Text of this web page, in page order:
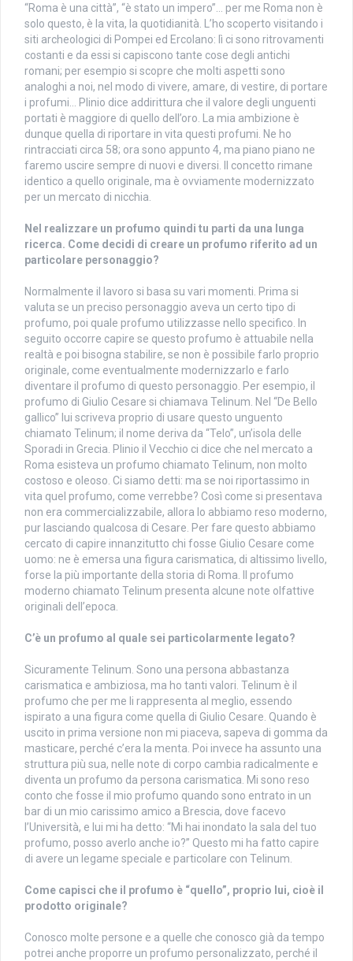
“Roma è una città”, “è stato un impero”… per me Roma non è
solo questo, è la vita, la quotidianità. L’ho scoperto visitando i
siti archeologici di Pompei ed Ercolano: lì ci sono ritrovamenti
costanti e da essi si capiscono tante cose degli antichi
romani; per esempio si scopre che molti aspetti sono
analoghi a noi, nel modo di vivere, amare, di vestire, di portare
i profumi… Plinio dice addirittura che il valore degli unguenti
portati è maggiore di quello dell’oro. La mia ambizione è
dunque quella di riportare in vita questi profumi. Ne ho
rintracciati circa 58; ora sono appunto 4, ma piano piano ne
faremo uscire sempre di nuovi e diversi. Il concetto rimane
identico a quello originale, ma è ovviamente modernizzato
per un mercato di nicchia.
Nel realizzare un profumo quindi tu parti da una lunga
ricerca. Come decidi di creare un profumo riferito ad un
particolare personaggio?
Normalmente il lavoro si basa su vari momenti. Prima si
valuta se un preciso personaggio aveva un certo tipo di
profumo, poi quale profumo utilizzasse nello specifico. In
seguito occorre capire se questo profumo è attuabile nella
realtà e poi bisogna stabilire, se non è possibile farlo proprio
originale, come eventualmente modernizzarlo e farlo
diventare il profumo di questo personaggio. Per esempio, il
profumo di Giulio Cesare si chiamava Telinum. Nel “De Bello
gallico” lui scriveva proprio di usare questo unguento
chiamato Telinum; il nome deriva da “Telo”, un’isola delle
Sporadi in Grecia. Plinio il Vecchio ci dice che nel mercato a
Roma esisteva un profumo chiamato Telinum, non molto
costoso e oleoso. Ci siamo detti: ma se noi riportassimo in
vita quel profumo, come verrebbe? Così come si presentava
non era commercializzabile, allora lo abbiamo reso moderno,
pur lasciando qualcosa di Cesare. Per fare questo abbiamo
cercato di capire innanzitutto chi fosse Giulio Cesare come
uomo: ne è emersa una figura carismatica, di altissimo livello,
forse la più importante della storia di Roma. Il profumo
moderno chiamato Telinum presenta alcune note olfattive
originali dell’epoca.
C’è un profumo al quale sei particolarmente legato?
Sicuramente Telinum. Sono una persona abbastanza
carismatica e ambiziosa, ma ho tanti valori. Telinum è il
profumo che per me li rappresenta al meglio, essendo
ispirato a una figura come quella di Giulio Cesare. Quando è
uscito in prima versione non mi piaceva, sapeva di gomma da
masticare, perché c’era la menta. Poi invece ha assunto una
struttura più sua, nelle note di corpo cambia radicalmente e
diventa un profumo da persona carismatica. Mi sono reso
conto che fosse il mio profumo quando sono entrato in un
bar di un mio carissimo amico a Brescia, dove facevo
l’Università, e lui mi ha detto: “Mi hai inondato la sala del tuo
profumo, posso averlo anche io?” Questo mi ha fatto capire
di avere un legame speciale e particolare con Telinum.
Come capisci che il profumo è “quello”, proprio lui, cioè il
prodotto originale?
Conosco molte persone e a quelle che conosco già da tempo
potrei anche proporre un profumo personalizzato, perché il